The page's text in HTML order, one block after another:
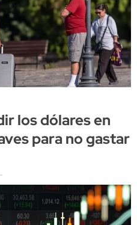
los dólares en
para no gastar